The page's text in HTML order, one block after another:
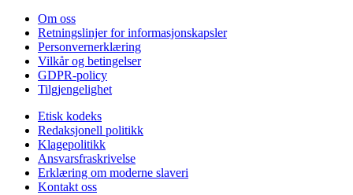
Om oss
Retningslinjer for informasjonskapsler
Personvernerklæring
Vilkår og betingelser
GDPR-policy
Tilgjengelighet
Etisk kodeks
Redaksjonell politikk
Klagepolitikk
Ansvarsfraskrivelse
Erklæring om moderne slaveri
Kontakt oss